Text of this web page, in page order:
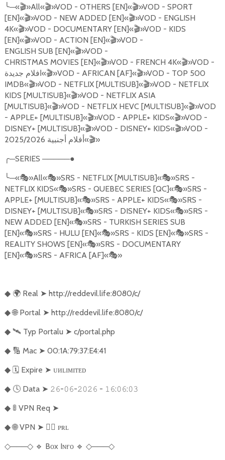
╰─«🎬»All«🎬»VOD - OTHERS [EN]«🎬»VOD - SPORT
[EN]«🎬»VOD - NEW ADDED [EN]«🎬»VOD - ENGLISH
4K«🎬»VOD - DOCUMENTARY [EN]«🎬»VOD - KIDS
[EN]«🎬»VOD - ACTION [EN]«🎬»VOD -
ENGLISH SUB [EN]«🎬»VOD -
CHRISTMAS MOVIES [EN]«🎬»VOD - FRENCH 4K«🎬»VOD -
افلام جديدة«🎬»VOD - AFRICAN [AF]«🎬»VOD - TOP 500
IMDB«🎬»VOD - NETFLIX [MULTISUB]«🎬»VOD - NETFLIX
KIDS [MULTISUB]«🎬»VOD - NETFLIX ASIA
[MULTISUB]«🎬»VOD - NETFLIX HEVC [MULTISUB]«🎬»VOD
- APPLE+ [MULTISUB]«🎬»VOD - APPLE+ KIDS«🎬»VOD -
DISNEY+ [MULTISUB]«🎬»VOD - DISNEY+ KIDS«🎬»VOD -
أفلام أجنبية 2025/2026«🎬»
╭─SERIES ─────●
╰─«🎭»All«🎭»SRS - NETFLIX [MULTISUB]«🎭»SRS -
NETFLIX KIDS«🎭»SRS - QUEBEC SERIES [QC]«🎭»SRS -
APPLE+ [MULTISUB]«🎭»SRS - APPLE+ KIDS«🎭»SRS -
DISNEY+ [MULTISUB]«🎭»SRS - DISNEY+ KIDS«🎭»SRS -
NEW ADDED [EN]«🎭»SRS - TURKISH SERIES SUB
[EN]«🎭»SRS - HULU [EN]«🎭»SRS - KIDS [EN]«🎭»SRS -
REALITY SHOWS [EN]«🎭»SRS - DOCUMENTARY
[EN]«🎭»SRS - AFRICA [AF]«🎭»
◆ 🌍Real ➤ http://reddevil.life:8080/c/
◆ 🌐Portal ➤ http://reddevil.life:8080/c/
◆ 🛰️ Typ Portalu ➤ c/portal.php
◆ 🔢 Mac ➤ 00:1A:79:37:E4:41
◆ 🗓️Expire ➤ ᴜᴎʟɪᴍɪᴛᴇᴅ
◆ 🕓Data ➤ 𝟸𝟼-𝟶𝟼-𝟸𝟶𝟸𝟼 - 𝟷𝟼:𝟶𝟼:𝟶𝟹
◆ 🚦 VPN Req ➤
◆ 🌐VPN ➤ 🏴‍☠️ ᴘʀʟ
◇───◇ 🔹 Bᴏx Iɴғᴏ 🔹 ◇───◇